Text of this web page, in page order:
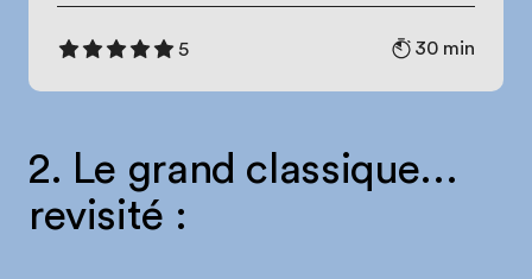
5 30 min
2. Le grand classique…
revisité :